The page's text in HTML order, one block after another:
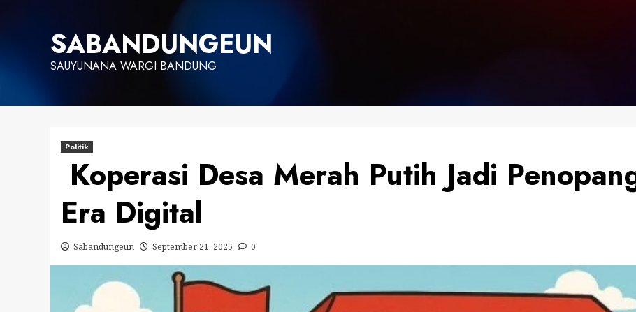
SABANDUNGEUN
SAUYUNANA WARGI BANDUNG
Politik
Koperasi Desa Merah Putih Jadi
Era Digital
Sabandungeun September 21, 2025 0